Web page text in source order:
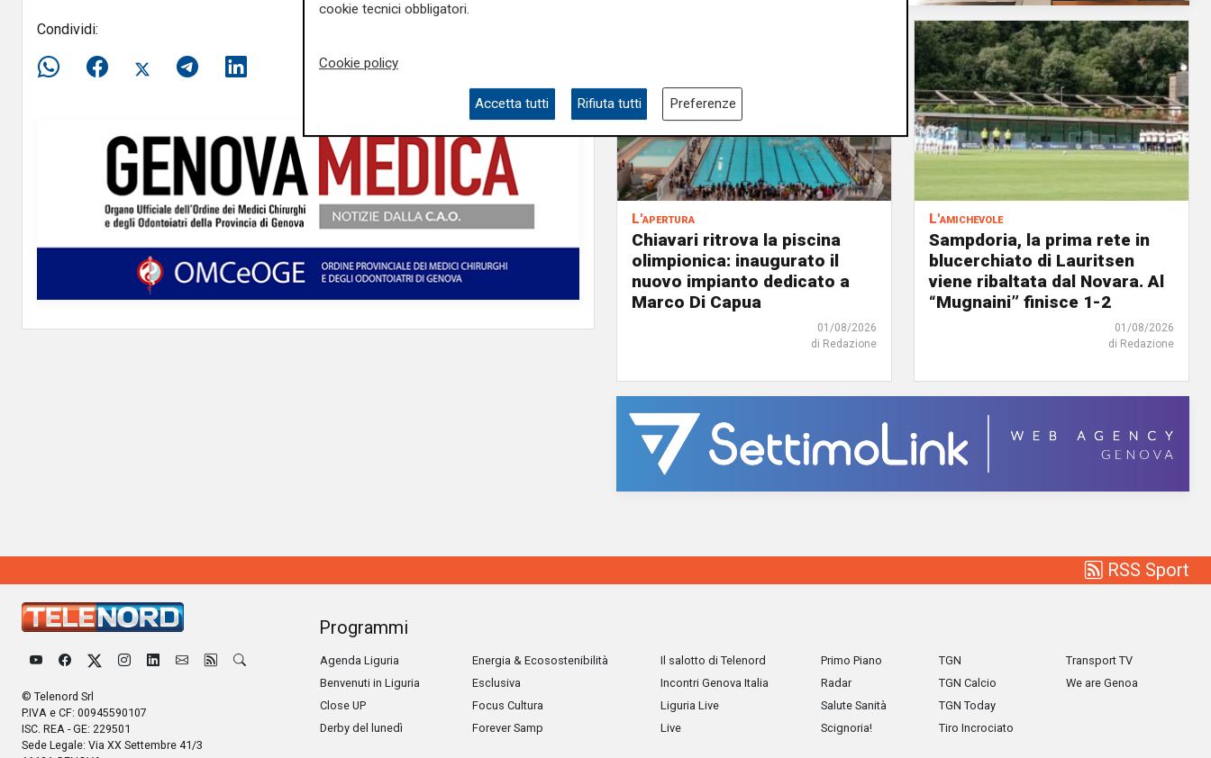
Condividi:
L'apertura
Chiavari ritrova la piscina
olimpionica: inaugurato il
nuovo impianto dedicato a
Marco Di Capua
01/08/2026
di Redazione
L'amichevole
Sampdoria, la prima rete in
blucerchiato di Lauritsen
viene ribaltata dal Novara. Al
“Mugnaini” finisce 1-2
01/08/2026
di Redazione
RSS Sport
© Telenord Srl
P.IVA e CF: 00945590107
ISC. REA - GE: 229501
Sede Legale: Via XX Settembre 41/3
Programmi
Agenda Liguria
Benvenuti in Liguria
Close UP
Derby del lunedì
Energia & Ecosostenibilità
Esclusiva
Focus Cultura
Forever Samp
Il salotto di Telenord
Incontri Genova Italia
Liguria Live
Live
Primo Piano
Radar
Salute Sanità
Scignoria!
TGN
TGN Calcio
TGN Today
Tiro Incrociato
Transport TV
We are Genoa
cookie tecnici obbligatori.
Cookie policy
Accetta tutti Rifiuta tutti Preferenze